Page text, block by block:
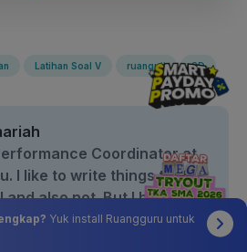
Latihan Soal V ruanguji SD
Coordinator at
I like to write things that
and also not. But I hope, you
from this post. ^^
Yuk install Ruangguru untuk